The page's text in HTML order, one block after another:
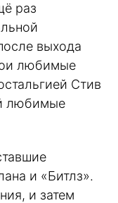
раз
выхода
любимые
Стив
любимые
и «Битлз».
и затем